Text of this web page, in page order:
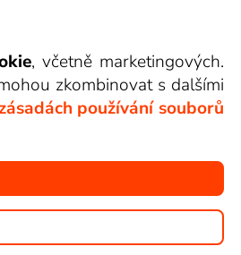
, včetně marketingových.
zkombinovat s dalšími
zásadách používání souborů